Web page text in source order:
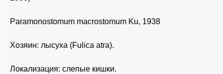
Paramonostomum macrostomum Ku, 1938
Хозяин: лысуха (Fulica atra).
Локализация: слепые кишки.